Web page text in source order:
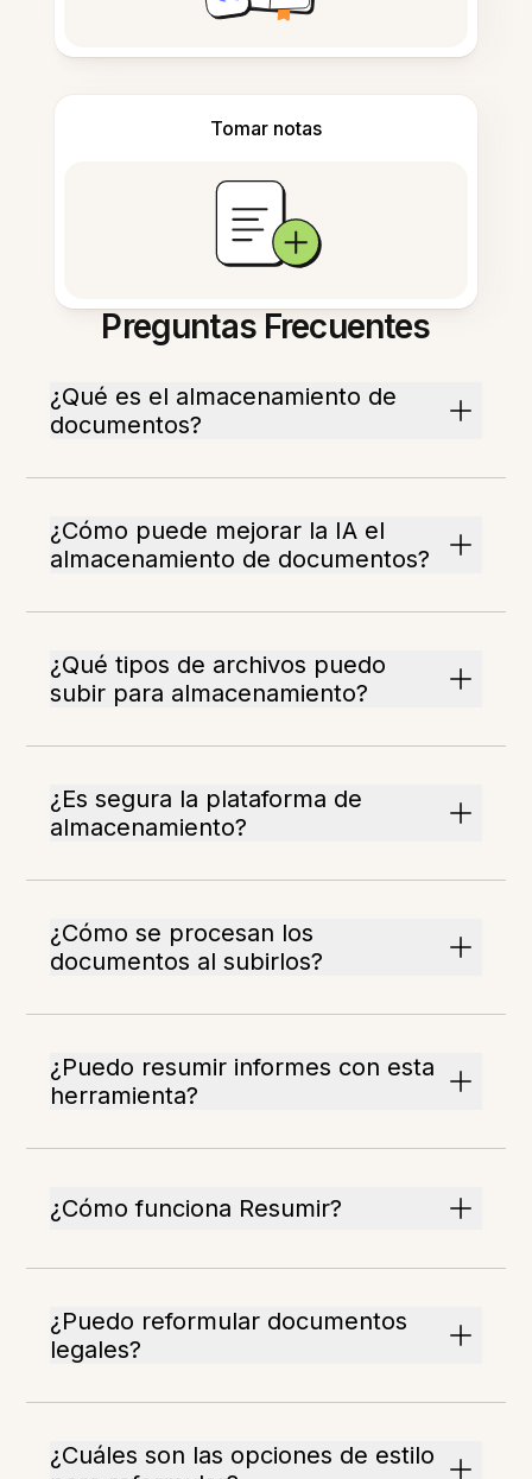
Tomar notas
Preguntas Frecuentes
¿Qué es el almacenamiento de
documentos?
¿Cómo puede mejorar la IA el
almacenamiento de documentos?
¿Qué tipos de archivos puedo
subir para almacenamiento?
¿Es segura la plataforma de
almacenamiento?
¿Cómo se procesan los
documentos al subirlos?
¿Puedo resumir informes con esta
herramienta?
¿Cómo funciona Resumir?
¿Puedo reformular documentos
legales?
¿Cuáles son las opciones de estilo